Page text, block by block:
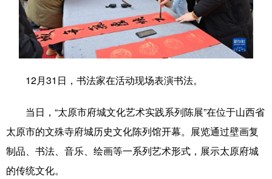
法律 金融 汽车
食品 人居 信息化 数字经济
彩票 娱乐 时尚 悦读
文化产业
12月31日，书法家在活动现场表演书法。
当日，“太原市府城文化艺术实践系列陈展”在位于山西省
太原市的文殊寺府城历史文化陈列馆开幕。展览通过壁画复
制品、书法、音乐、绘画等一系列艺术形式，展示太原府城
的传统文化。